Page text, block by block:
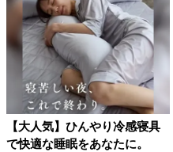
【大人気】ひんやり冷感寝具
で快適な睡眠をあなたに。